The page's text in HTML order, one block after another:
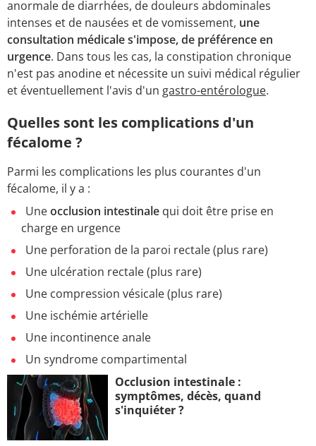
anormale de diarrhées, de douleurs abdominales
intenses et de nausées et de vomissement, une
consultation médicale s'impose, de préférence en
urgence. Dans tous les cas, la constipation chronique
n'est pas anodine et nécessite un suivi médical régulier
et éventuellement l'avis d'un gastro-entérologue.
Quelles sont les complications d'un
fécalome ?
Parmi les complications les plus courantes d'un
fécalome, il y a :
Uneocclusion intestinale qui doit être prise en
charge en urgence
Une perforation de la paroi rectale (plus rare)
Une ulcération rectale (plus rare)
Une compression vésicale (plus rare)
Une ischémie artérielle
Une incontinence anale
Un syndrome compartimental
Occlusion intestinale :
symptômes, décès, quand
s'inquiéter ?